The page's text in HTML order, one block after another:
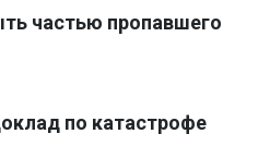
частью пропавшего
по катастрофе